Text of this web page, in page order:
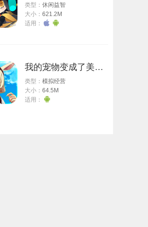
类型： 休闲益智
大小： 621.2M
适用：
我的宠物变成了美少女
类型： 模拟经营
大小： 64.5M
适用：